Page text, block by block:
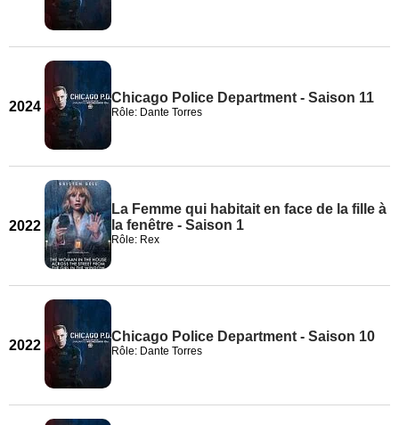
2024
Chicago Police Department - Saison 11
Rôle: Dante Torres
2022
La Femme qui habitait en face de la fille à
la fenêtre - Saison 1
Rôle: Rex
2022
Chicago Police Department - Saison 10
Rôle: Dante Torres